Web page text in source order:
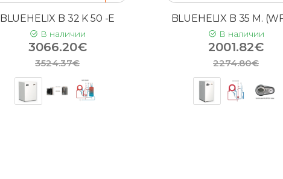
BLUEHELIX B 32 K 50 -E
В наличии
3066.20€
3524.37€
BLUEHELIX B 35 M.
В наличии
2001.82€
2274.80€